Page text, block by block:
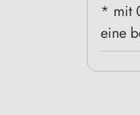
* mit
eine